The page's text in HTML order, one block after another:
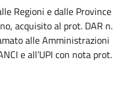
Regioni e dalle Province
acquisito al prot. DAR n.
alle Amministrazioni
e all’UPI con nota prot.